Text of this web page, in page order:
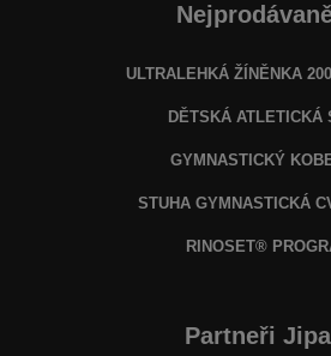
ULTRALEHKÁ ŽÍNĚNKA
DĚTSKÁ ATLETICKÁ
GYMNASTICKÝ
STUHA GYMNASTICKÁ
RINOSET®
Partneři